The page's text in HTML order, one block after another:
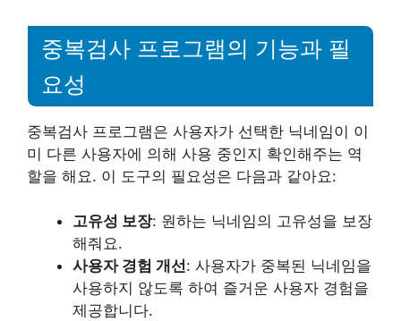
중복검사 프로그램의 기능과 필
요성
중복검사 프로그램은 사용자가 선택한 닉네임이 이
미 다른 사용자에 의해 사용 중인지 확인해주는 역
할을 해요. 이 도구의 필요성은 다음과 같아요:
고유성 보장: 원하는 닉네임의 고유성을 보장
해줘요.
사용자 경험 개선: 사용자가 중복된 닉네임을
사용하지 않도록 하여 즐거운 사용자 경험을
제공합니다.